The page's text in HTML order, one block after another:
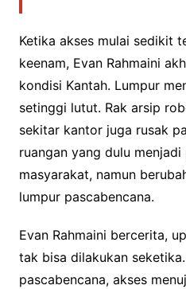
Ketika akses mulai sedikit
keenam, Evan Rahmaini
kondisi Kantah. Lumpur
setinggi lutut. Rak arsip
sekitar kantor juga rusak
ruangan yang dulu
masyarakat, namun
lumpur pascabencana.
Evan Rahmaini bercerita,
tak bisa dilakukan
pascabencana, akses